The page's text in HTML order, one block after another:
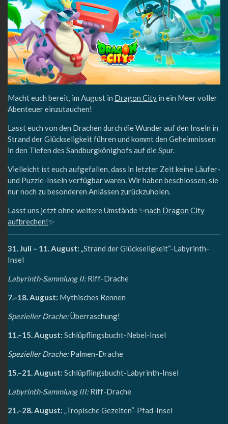
Macht euch bereit, im August in Dragon City in ein Meer voller
Abenteuer einzutauchen!
Lasst euch von den Drachen durch die Wunder auf den Inseln in
Strand der Glückseligkeit führen und kommt den Geheimnissen
in den Tiefen des Sandburgkönighofs auf die Spur.
Vielleicht ist euch aufgefallen, dass in letzter Zeit keine Läufer-
und Puzzle-Inseln verfügbar waren. Wir haben beschlossen, sie
nur noch zu besonderen Anlässen zurückzuholen.
Lasst uns jetzt ohne weitere Umstände ✨nach Dragon City
aufbrechen!✨
31. Juli – 11. August: „Strand der Glückseligkeit“-Labyrinth-
Insel
Labyrinth-Sammlung II:Riff-Drache
7.–18. August: Mythisches Rennen
Spezieller Drache:Überraschung!
11.–15. August: Schlüpflingsbucht-Nebel-Insel
Spezieller Drache:Palmen-Drache
15.–21. August: Schlüpflingsbucht-Labyrinth-Insel
Labyrinth-Sammlung III:Riff-Drache
21.–28. August: „Tropische Gezeiten“-Pfad-Insel